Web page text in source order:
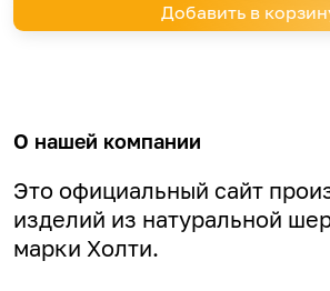
Добавить в
О нашей компании
Это официальный сайт
изделий из натуральной
марки Холти.